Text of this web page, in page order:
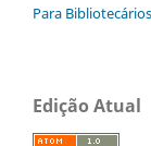
Para Bibliotecários
Edição Atual